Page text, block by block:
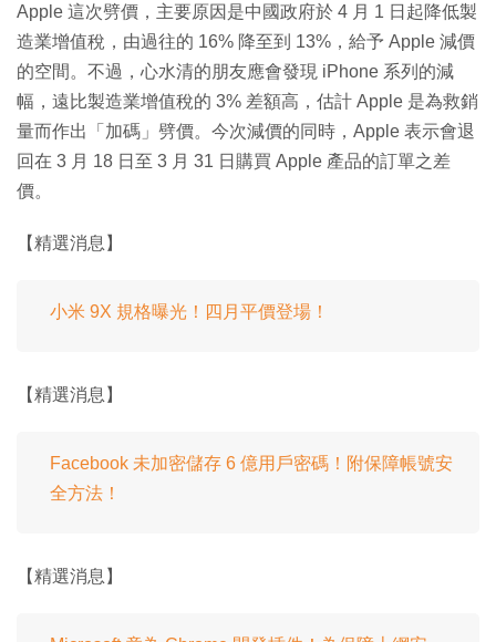
Apple 這次劈價，主要原因是中國政府於 4 月 1 日起降低製
造業增值稅，由過往的 16% 降至到 13%，給予 Apple 減價
的空間。不過，心水清的朋友應會發現 iPhone 系列的減
幅，遠比製造業增值稅的 3% 差額高，估計 Apple 是為救銷
量而作出「加碼」劈價。今次減價的同時，Apple 表示會退
回在 3 月 18 日至 3 月 31 日購買 Apple 產品的訂單之差
價。
【精選消息】
小米 9X 規格曝光！四月平價登場！
【精選消息】
Facebook 未加密儲存 6 億用戶密碼！附保障帳號安
全方法！
【精選消息】